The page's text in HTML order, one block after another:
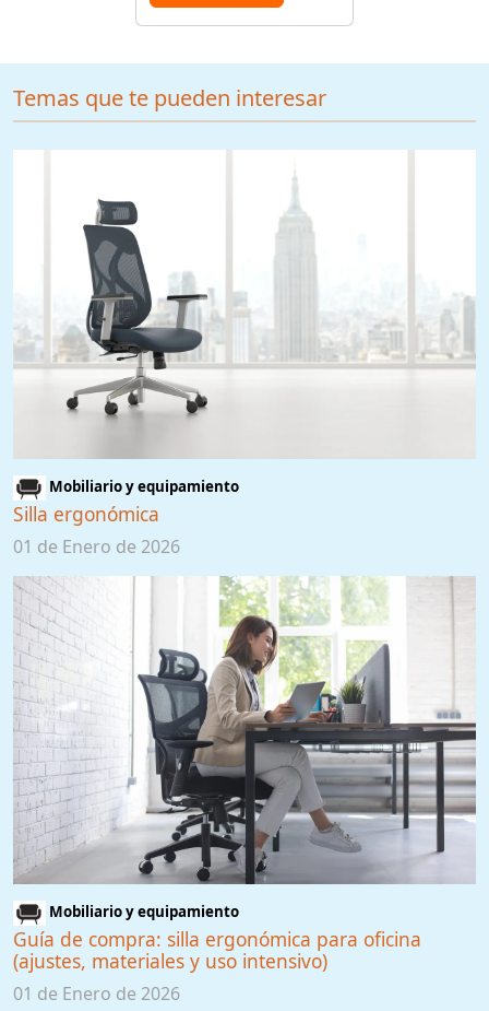
Temas que te pueden interesar
Mobiliario y equipamiento
Silla ergonómica
01 de Enero de 2026
Mobiliario y equipamiento
Guía de compra: silla ergonómica para oficina
(ajustes, materiales y uso intensivo)
01 de Enero de 2026